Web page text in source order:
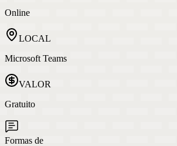
Online
LOCAL
Microsoft Teams
VALOR
Gratuito
Formas de